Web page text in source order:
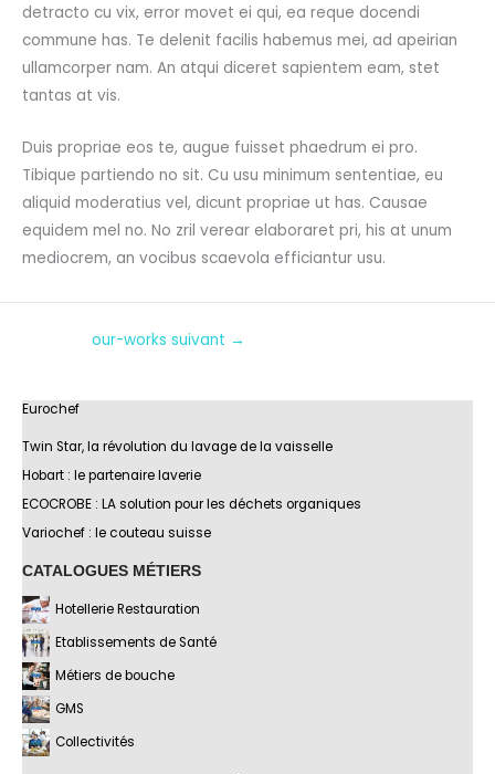
Eurochef
Twin Star, la révolution du lavage de la vaisselle
Hobart : le partenaire laverie
ECOCROBE : LA solution pour les déchets organiques
Variochef : le couteau suisse
CATALOGUES MÉTIERS
Hotellerie Restauration
Etablissements de Santé
Métiers de bouche
GMS
Collectivités
detracto cu vix, error movet ei qui, ea reque docendi
commune has. Te delenit facilis habemus mei, ad apeirian
ullamcorper nam. An atqui diceret sapientem eam, stet
tantas at vis.
Duis propriae eos te, augue fuisset phaedrum ei pro.
Tibique partiendo no sit. Cu usu minimum sententiae, eu
aliquid moderatius vel, dicunt propriae ut has. Causae
equidem mel no. No zril verear elaboraret pri, his at unum
mediocrem, an vocibus scaevola efficiantur usu.
our-works suivant →